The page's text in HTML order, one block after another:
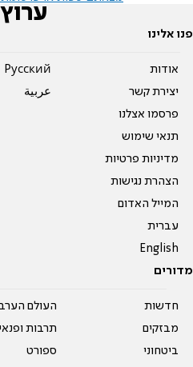
פנו אלינו
אודות
יצירת קשר
פרסמו אצלנו
תנאי שימוש
מדיניות פרטיות
הצהרת נגישות
המייל האדום
עברית
English
Pусский
عربية
מדורים
חדשות
מבזקים
ביטחוני
העולם
תרבות
ספורט